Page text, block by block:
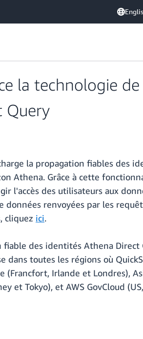
la technologie
Query
la propagation fiables des
Athena. Grâce à cette
l'accès des utilisateurs aux
données renvoyées par les
cliquez ici.
des identités Athena
dans toutes les régions où
(Francfort, Irlande et Londres),
et Tokyo), et AWS GovCloud